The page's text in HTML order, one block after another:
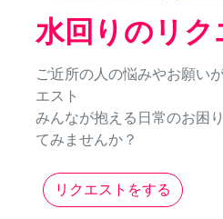
水回りのリク
ご近所の人の悩みやお願い
エスト
みんなが抱える日常のお困
てみませんか？
リクエストをする